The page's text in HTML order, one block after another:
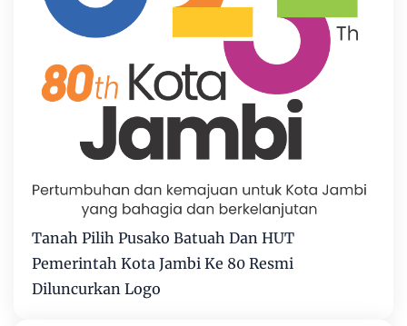
Tanah Pilih Pusako Batuah Dan HUT
Pemerintah Kota Jambi Ke 80 Resmi
Diluncurkan Logo